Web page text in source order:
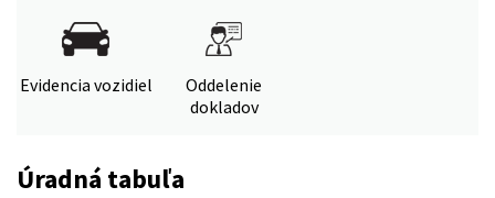
Evidencia vozidiel
Oddelenie
dokladov
Úradná tabuľa